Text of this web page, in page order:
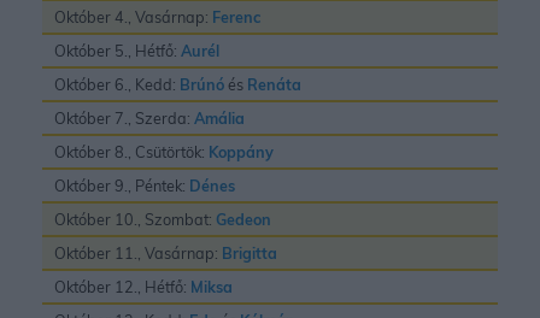
Október 4., Vasárnap: Ferenc
Október 5., Hétfő: Aurél
Október 6., Kedd: Brúnó és Renáta
Október 7., Szerda: Amália
Október 8., Csütörtök: Koppány
Október 9., Péntek: Dénes
Október 10., Szombat: Gedeon
Október 11., Vasárnap: Brigitta
Október 12., Hétfő: Miksa